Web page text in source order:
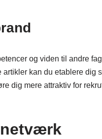
og viden til andre
kan du etablere dig
dig mere attraktiv for